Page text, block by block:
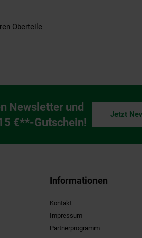
Oberteile
Newsletter und
€**-Gutschein!
Jetzt
Informationen
Kontakt
Impressum
Partnerprogramm